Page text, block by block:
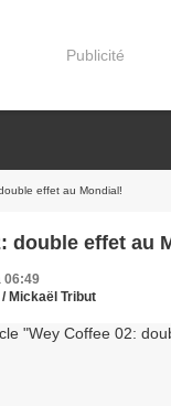
Publicité
effet au Mondial!
double effet au
06:49
Mickaël Tribut